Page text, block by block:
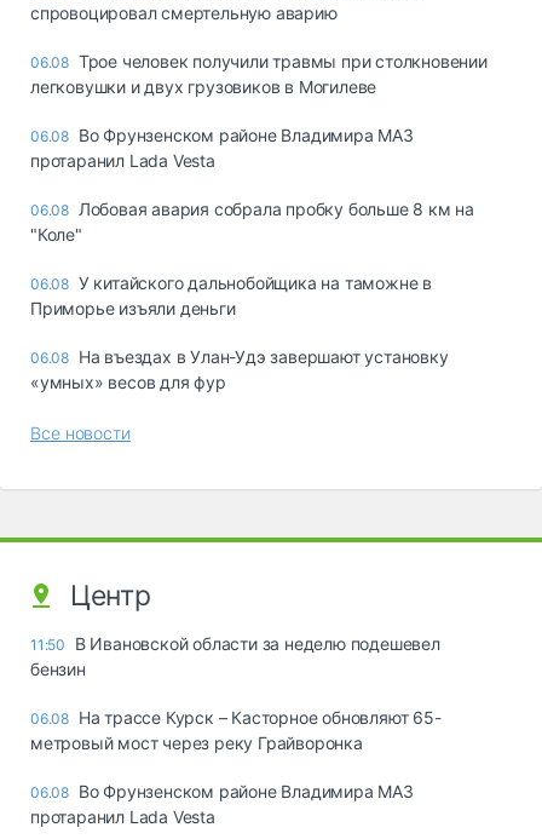
спровоцировал смертельную аварию
06.08 Трое человек получили травмы при столкновении
легковушки и двух грузовиков в Могилеве
06.08 Во Фрунзенском районе Владимира МАЗ
протаранил Lada Vesta
06.08 Лобовая авария собрала пробку больше 8 км на
"Коле"
06.08 У китайского дальнобойщика на таможне в
Приморье изъяли деньги
06.08 Ha въeздax в Улaн-Удэ зaвepшaют ycтaнoвкy
«yмныx» вecoв для фyp
Все новости
Центр
11:50
В Ивановской области за неделю подешевел
бензин
06.08 На трассе Курск – Касторное обновляют 65-
метровый мост через реку Грайворонка
06.08 Во Фрунзенском районе Владимира МАЗ
протаранил Lada Vesta